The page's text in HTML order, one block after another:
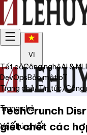
VI
Trang chủ
Về chúng tôi
Tất cảCông nghệAI & ML
DevOpsBảo mậtIoT
Trang chủ/Tin tức/Công
TechCrunch
giết chết các